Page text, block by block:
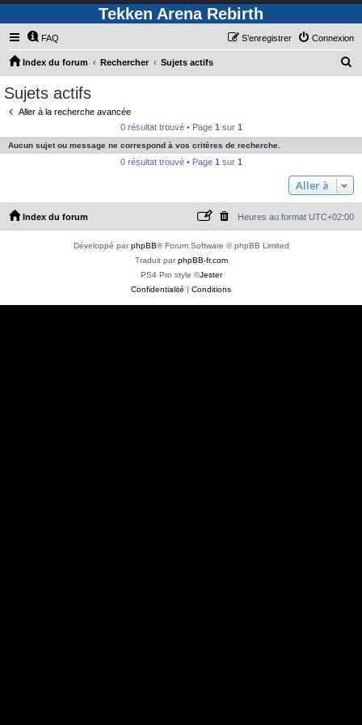
Tekken Arena Rebirth
FAQ Connexion
S’enregistrer
Index du forum Rechercher Sujets actifs
e
c
e
Sujets actifs
Aller à la recherche avancée
0 résultat trouvé • Page 1 sur 1
Aucun sujet ou message ne correspond à vos critères de recherche.
0 résultat trouvé • Page 1 sur 1
Aller à
Index du forum Heures au format UTC+02:00
Développé parphpBB® Forum Software © phpBB Limited
Traduit parphpBB-fr.com
PS4 Pro style ©Jester
Confidentialité | Conditions